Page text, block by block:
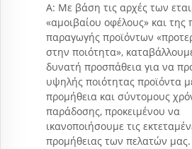
Α: Με βάση τις αρχές των
«αμοιβαίου οφέλους» και της
παραγωγής προϊόντων
στην ποιότητα»,
δυνατή προσπάθεια για να
υψηλής ποιότητας προϊόντα
προμήθεια και σύντομους
παράδοσης, προκειμένου να
ικανοποιήσουμε τις
προμήθειας των πελατών μας.